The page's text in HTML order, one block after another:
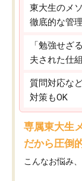
東大生のメ
徹底的な管理
「勉強せざ
夫された仕
質問対応な
対策もOK
専属東大生
だから圧倒
こんなお悩み